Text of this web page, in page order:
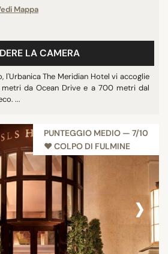
Mappa
LA CAMERA
l'Urbanica The Meridian Hotel vi accoglie
da Ocean Drive e a 700 metri dal
...
PUNTEGGIO MEDIO — 7/10
♥︎ COLPO DI FULMINE
›